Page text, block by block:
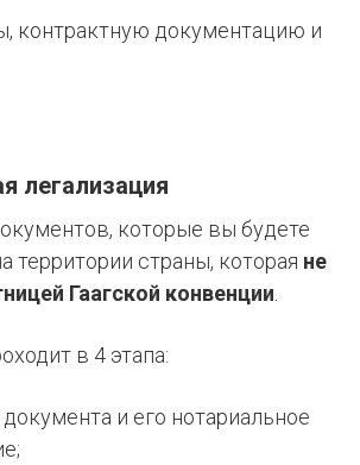
контрактную документацию и
легализация
которые вы будете
территории страны, которая не
Гаагской конвенции
в 4 этапа:
и его нотариальное